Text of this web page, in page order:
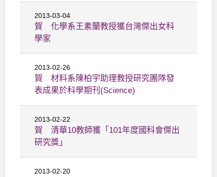
2013-03-04
賀 化學系王素蘭教授獲台灣傑出女科
學家
2013-02-26
賀 材料系陳柏宇助理教授研究團隊發
表成果於科學期刊(Science)
2013-02-22
賀 清華10教師獲「101年度國科會傑出
研究獎」
2013-02-20